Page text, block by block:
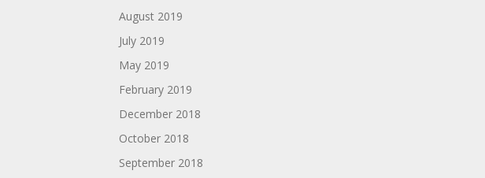
August 2019
July 2019
May 2019
February 2019
December 2018
October 2018
September 2018